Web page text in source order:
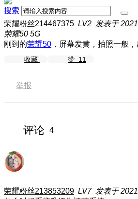
搜索
荣耀粉丝214467375 LV2 发表于
荣耀50 5G
刚到的荣耀50 ，屏幕发黄，拍照一般
收藏 赞 11
举报
评论 4
荣耀粉丝213853209 LV7 发表于